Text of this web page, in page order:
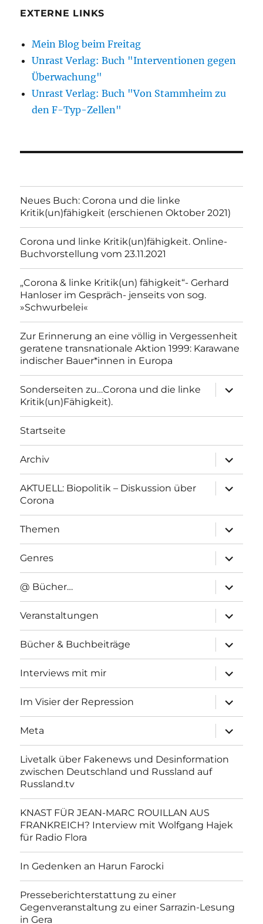
EXTERNE LINKS
Mein Blog beim Freitag
Unrast Verlag: Buch "Interventionen gegen
Überwachung"
Unrast Verlag: Buch "Von Stammheim zu
den F-Typ-Zellen"
Neues Buch: Corona und die linke
Kritik(un)fähigkeit (erschienen Oktober 2021)
Corona und linke Kritik(un)fähigkeit. Online-
Buchvorstellung vom 23.11.2021
„Corona & linke Kritik(un) fähigkeit“- Gerhard
Hanloser im Gespräch- jenseits von sog.
»Schwurbelei«
Zur Erinnerung an eine völlig in Vergessenheit
geratene transnationale Aktion 1999: Karawane
indischer Bauer*innen in Europa
Sonderseiten zu…Corona und die linke
Kritik(un)Fähigkeit).
anzeigen
Startseite
Archiv
anzeigen
AKTUELL: Biopolitik – Diskussion über
Corona
anzeigen
Themen
anzeigen
Genres
anzeigen
@ Bücher…
anzeigen
Veranstaltungen
anzeigen
Bücher & Buchbeiträge
anzeigen
Interviews mit mir
anzeigen
Im Visier der Repression
anzeigen
Meta
anzeigen
Livetalk über Fakenews und Desinformation
zwischen Deutschland und Russland auf
Russland.tv
KNAST FÜR JEAN-MARC ROUILLAN AUS
FRANKREICH? Interview mit Wolfgang Hajek
für Radio Flora
In Gedenken an Harun Farocki
Presseberichterstattung zu einer
Gegenveranstaltung zu einer Sarrazin-Lesung
in Gera